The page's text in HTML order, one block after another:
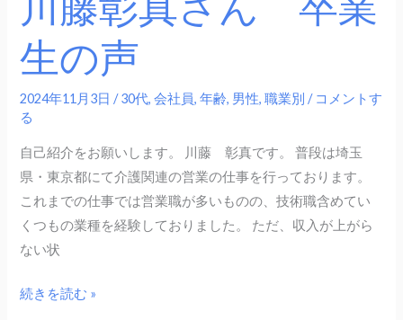
生の声
2024年11月3日/30代,会社員,年齢, 男性,職業別 / コメントす
る
自己紹介をお願いします。 川藤 彰真です。 普段は埼玉
県・東京都にて介護関連の営業の仕事を行っております。
これまでの仕事では営業職が多いものの、技術職含めてい
くつもの業種を経験しておりました。 ただ、収入が上がら
ない状
続きを読む »